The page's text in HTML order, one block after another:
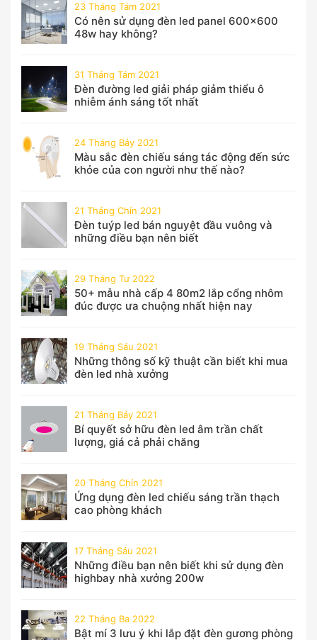
23 Tháng Tám 2021
Có nên sử dụng đèn led panel 600x600
48w hay không?
31 Tháng Tám 2021
Đèn đường led giải pháp giảm thiểu ô
nhiễm ánh sáng tốt nhất
24 Tháng Bảy 2021
Màu sắc đèn chiếu sáng tác động đến sức
khỏe của con người như thế nào?
21 Tháng Chín 2021
Đèn tuýp led bán nguyệt đầu vuông và
những điều bạn nên biết
29 Tháng Tư 2022
50+ mẫu nhà cấp 4 80m2 lắp cổng nhôm
đúc được ưa chuộng nhất hiện nay
19 Tháng Sáu 2021
Những thông số kỹ thuật cần biết khi mua
đèn led nhà xưởng
21 Tháng Bảy 2021
Bí quyết sở hữu đèn led âm trần chất
lượng, giá cả phải chăng
20 Tháng Chín 2021
Ứng dụng đèn led chiếu sáng trần thạch
cao phòng khách
17 Tháng Sáu 2021
Những điều bạn nên biết khi sử dụng đèn
highbay nhà xưởng 200w
22 Tháng Ba 2022
Bật mí 3 lưu ý khi lắp đặt đèn gương phòng